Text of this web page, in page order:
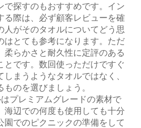
で探すのもおすすめです。イン
る際は、必ず顧客レビューを確
人がそのタオルについてどう思
はとても参考になります。ただ
柔らかさと耐久性に定評のある
とです。数回使っただけですぐ
まうようなタオルではなく、
のを選びましょう。
プレミアムグレードの素材で
海辺での何度も使用しても十分
園でのピクニックの準備をして